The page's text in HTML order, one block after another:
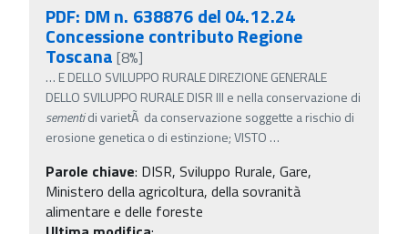
PDF: DM n. 638876 del 04.12.24
Concessione contributo Regione
Toscana [8%]
… E DELLO SVILUPPO RURALE DIREZIONE GENERALE
DELLO SVILUPPO RURALE DISR III e nella conservazione di
sementidi varietÃ da conservazione soggette a rischio di
erosione genetica o di estinzione; VISTO …
Parole chiave: DISR, Sviluppo Rurale, Gare,
Ministero della agricoltura, della sovranità
alimentare e delle foreste